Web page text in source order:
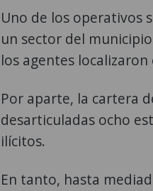
Uno de los operativos
un sector del
los agentes
Por aparte, la cartera
desarticuladas ocho
ilícitos.
En tanto, hasta